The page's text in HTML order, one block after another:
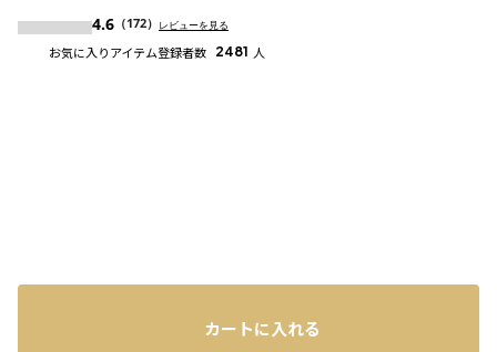
4.6 （172） レビューを見る
お気に入りアイテム登録者数 2481 人
カートに入れる